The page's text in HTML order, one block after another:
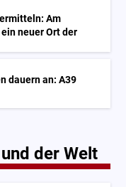
Am
neuer Ort der
dauern an: A39
der Welt